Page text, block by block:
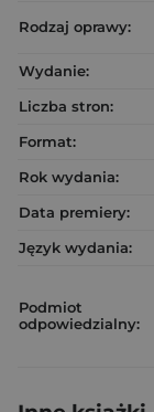
Rodzaj oprawy:
Wydanie:
Liczba stron:
Format:
Rok wydania:
Data premiery:
Język wydania:
Podmiot
odpowiedzialny: